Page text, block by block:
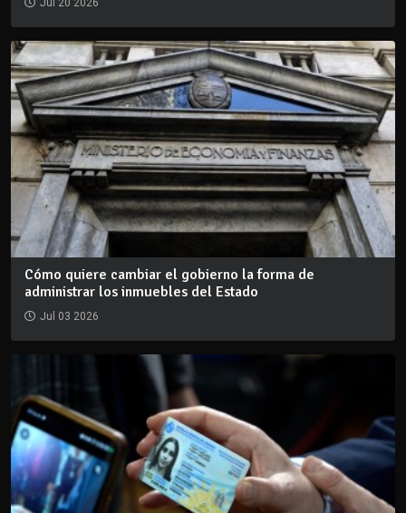
Jul 20 2026
Cómo quiere cambiar el gobierno la forma de
administrar los inmuebles del Estado
Jul 03 2026